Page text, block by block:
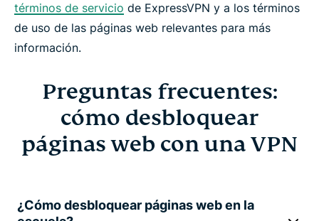
términos de servicio de ExpressVPN y a los términos
de uso de las páginas web relevantes para más
información.
Preguntas frecuentes:
cómo desbloquear
páginas web con una VPN
¿Cómo desbloquear páginas web en la